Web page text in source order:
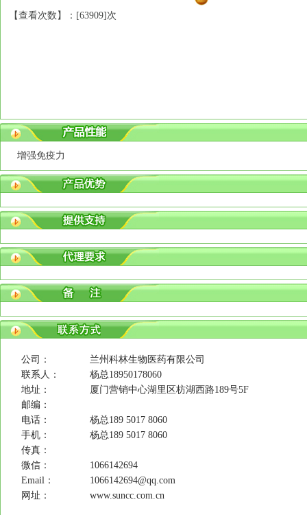
【查看次数】：[63909]次
增强免疫力
公司：
兰州科林生物医药有限公司
联系人：
杨总18950178060
地址：
厦门营销中心湖里区枋湖西路189号5F
邮编：
电话：
杨总189 5017 8060
手机：
杨总189 5017 8060
传真：
微信：
1066142694
Email：
1066142694@qq.com
网址：
www.suncc.com.cn